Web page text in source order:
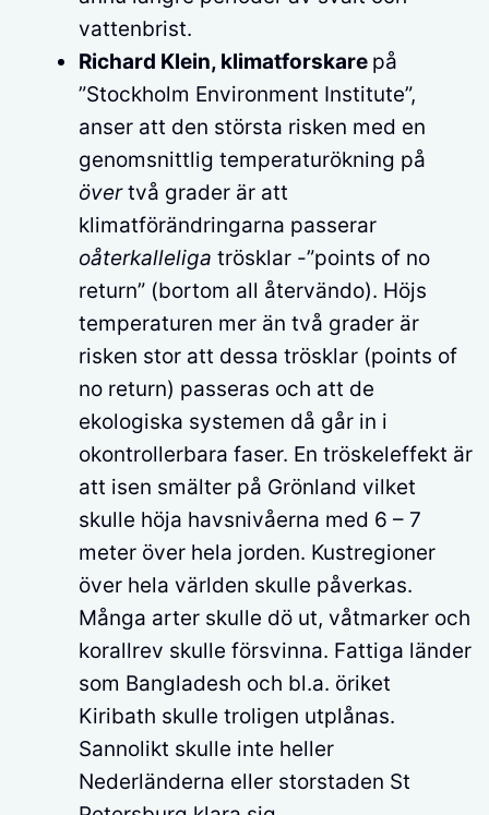
vattenbrist.
Richard Klein, klimatforskare på
”Stockholm Environment Institute”,
anser att den största risken med en
genomsnittlig temperaturökning på
övertvå grader är att
klimatförändringarna passerar
oåterkalleliga trösklar -”points of no
return” (bortom all återvändo). Höjs
temperaturen mer än två grader är
risken stor att dessa trösklar (points of
no return) passeras och att de
ekologiska systemen då går in i
okontrollerbara faser. En tröskeleffekt är
att isen smälter på Grönland vilket
skulle höja havsnivåerna med 6 – 7
meter över hela jorden. Kustregioner
över hela världen skulle påverkas.
Många arter skulle dö ut, våtmarker och
korallrev skulle försvinna. Fattiga länder
som Bangladesh och bl.a. öriket
Kiribath skulle troligen utplånas.
Sannolikt skulle inte heller
Nederländerna eller storstaden St